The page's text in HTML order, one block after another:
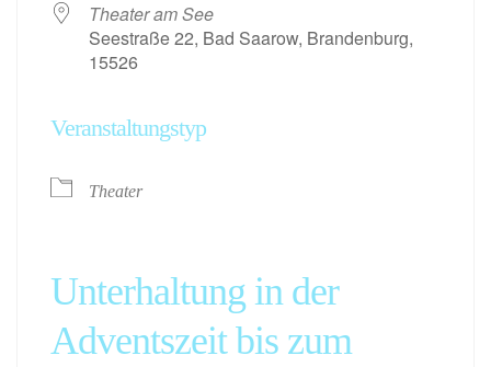
Theater am See
Seestraße 22, Bad Saarow, Brandenburg,
15526
Veranstaltungstyp
Theater
Unterhaltung in der
Adventszeit bis zum